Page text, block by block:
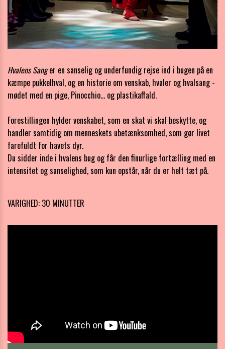
Hvalens Sanger en sanselig og underfundig rejse ind i bugen på en
kæmpe pukkelhval, og en historie om venskab, hvaler og hvalsang -
mødet med en pige, Pinocchio... og plastikaffald.
Forestillingen hylder venskabet, som en skat vi skal beskytte, og
handler samtidig om menneskets ubetænksomhed, som gør livet
farefuldt for havets dyr.
Du sidder inde i hvalens bug og får den finurlige fortælling med en
intensitet og sanselighed, som kun opstår, når du er helt tæt på.
VARIGHED: 30 MINUTTER